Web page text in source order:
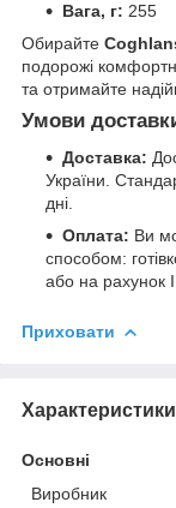
Вага, г: 255
Обирайте
подорожі
та отримайте
Умови
Доставка:
України.
дні.
Оплата: Ви
способом:
або на рахунок
Приховати
Характеристики
Основні
Виробник